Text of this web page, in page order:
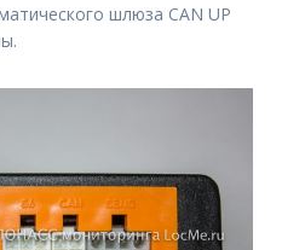
шлюза CAN UP